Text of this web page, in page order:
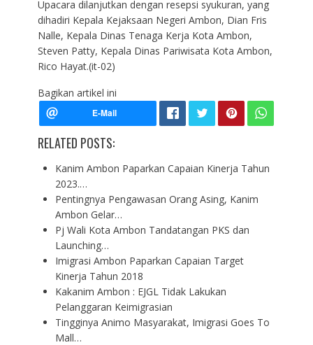
Upacara dilanjutkan dengan resepsi syukuran, yang
dihadiri Kepala Kejaksaan Negeri Ambon, Dian Fris
Nalle, Kepala Dinas Tenaga Kerja Kota Ambon,
Steven Patty, Kepala Dinas Pariwisata Kota Ambon,
Rico Hayat.(it-02)
Bagikan artikel ini
RELATED POSTS:
Kanim Ambon Paparkan Capaian Kinerja Tahun
2023.…
Pentingnya Pengawasan Orang Asing, Kanim
Ambon Gelar…
Pj Wali Kota Ambon Tandatangan PKS dan
Launching…
Imigrasi Ambon Paparkan Capaian Target
Kinerja Tahun 2018
Kakanim Ambon : EJGL Tidak Lakukan
Pelanggaran Keimigrasian
Tingginya Animo Masyarakat, Imigrasi Goes To
Mall…